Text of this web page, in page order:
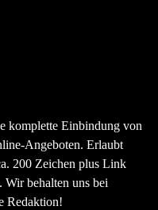
komplette Einbindung von
Angeboten. Erlaubt
200 Zeichen plus Link
behalten uns bei
Redaktion!